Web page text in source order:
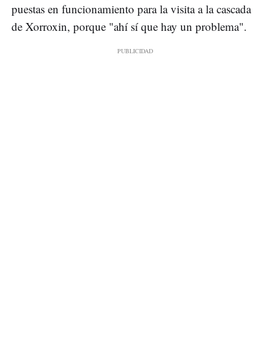
puestas en funcionamiento para la visita a la cascada
de Xorroxin, porque "ahí sí que hay un problema".